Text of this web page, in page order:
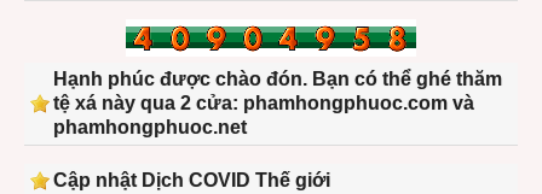
Hạnh phúc được chào đón. Bạn có thể ghé thăm
tệ xá này qua 2 cửa: phamhongphuoc.com và
phamhongphuoc.net
Cập nhật Dịch COVID Thế giới